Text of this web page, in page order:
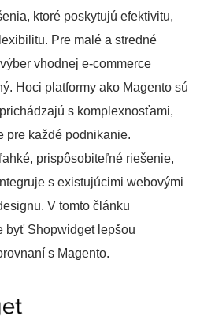
ktoré poskytujú efektivitu,
Pre malé a stredné
vhodnej e-commerce
Hoci platformy ako Magento sú
s komplexnosťami,
pre každé podnikanie.
prispôsobiteľné riešenie,
s existujúcimi webovými
V tomto článku
byť Shopwidget lepšou
s Magento.